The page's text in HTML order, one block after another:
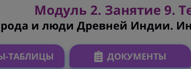
Модуль 2. Занятие 9.
и люди Древней Индии.
ТАБЛИЦЫ ДОКУМЕНТЫ